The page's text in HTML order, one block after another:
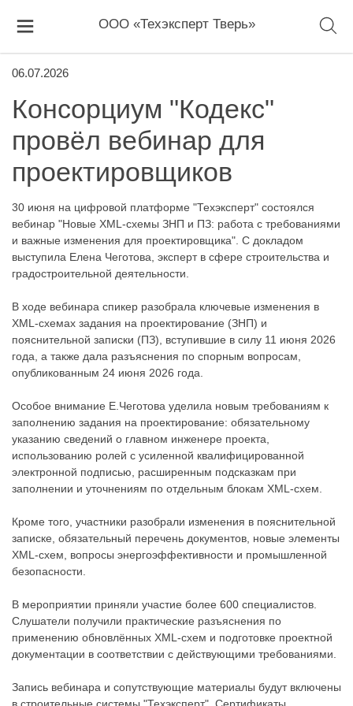
ООО «Техэксперт Тверь»
06.07.2026
Консорциум "Кодекс"
провёл вебинар для
проектировщиков
30 июня на цифровой платформе "Техэксперт" состоялся
вебинар "Новые XML-схемы ЗНП и ПЗ: работа с требованиями
и важные изменения для проектировщика". C докладом
выступила Елена Чеготова, эксперт в сфере строительства и
градостроительной деятельности.
В ходе вебинара спикер разобрала ключевые изменения в
XML-схемах задания на проектирование (ЗНП) и
пояснительной записки (ПЗ), вступившие в силу 11 июня 2026
года, а также дала разъяснения по спорным вопросам,
опубликованным 24 июня 2026 года.
Особое внимание Е.Чеготова уделила новым требованиям к
заполнению задания на проектирование: обязательному
указанию сведений о главном инженере проекта,
использованию ролей с усиленной квалифицированной
электронной подписью, расширенным подсказкам при
заполнении и уточнениям по отдельным блокам XML-схем.
Кроме того, участники разобрали изменения в пояснительной
записке, обязательный перечень документов, новые элементы
XML-схем, вопросы энергоэффективности и промышленной
безопасности.
В мероприятии приняли участие более 600 специалистов.
Слушатели получили практические разъяснения по
применению обновлённых XML-схем и подготовке проектной
документации в соответствии с действующими требованиями.
Запись вебинара и сопутствующие материалы будут включены